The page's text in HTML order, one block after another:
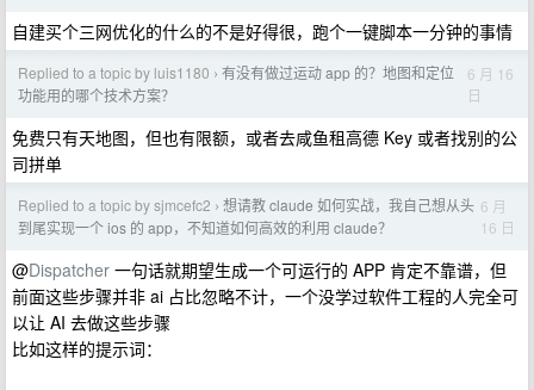
自建买个三网优化的什么的不是好得很，跑个一键脚本一分钟的事情
Replied to a topic by luis1180 › 有没有做过运动 app 的？地图和定位
功能用的哪个技术方案？
6 月 16
日
免费只有天地图，但也有限额，或者去咸鱼租高德 Key 或者找别的公
司拼单
Replied to a topic by sjmcefc2 › 想请教 claude 如何实战，我自己想从头
到尾实现一个 ios 的 app，不知道如何高效的利用 claude？
6 月
16 日
@Dispatcher 一句话就期望生成一个可运行的 APP 肯定不靠谱，但
前面这些步骤并非 ai 占比忽略不计，一个没学过软件工程的人完全可
以让 AI 去做这些步骤
比如这样的提示词：